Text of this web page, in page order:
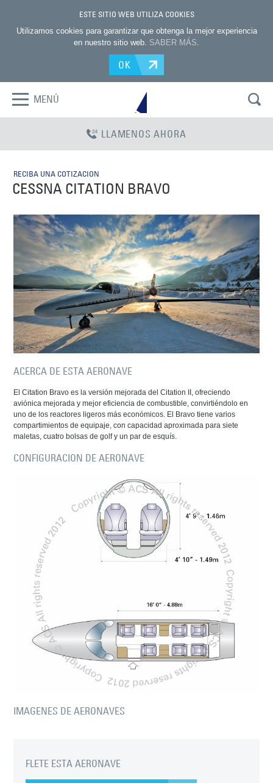
ESTE SITIO WEB UTILIZA COOKIES
Utilizamos cookies para garantizar que obtenga la mejor experiencia
en nuestro sitio web. SABER MÁS.
OK
MENÚ
LLAMENOS AHORA
RECIBA UNA COTIZACION
CESSNA CITATION BRAVO
ACERCA DE ESTA AERONAVE
El Citation Bravo es la versión mejorada del Citation II, ofreciendo
aviónica mejorada y mejor eficiencia de combustible, convirtiéndolo en
uno de los reactores ligeros más económicos. El Bravo tiene varios
compartimientos de equipaje, con capacidad aproximada para siete
maletas, cuatro bolsas de golf y un par de esquís.
CONFIGURACION DE AERONAVE
IMAGENES DE AERONAVES
FLETE ESTA AERONAVE